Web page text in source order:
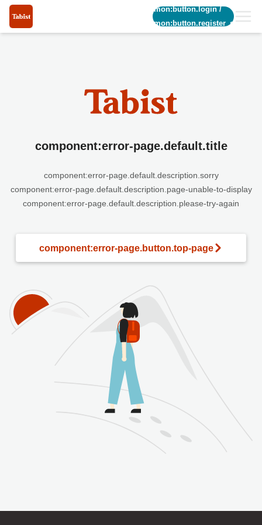
common:button.login/
common:button.register_short
component:error-page.default.title
component:error-page.default.description.sorry
component:error-page.default.description.page-unable-to-display
component:error-page.default.description.please-try-again
component:error-page.button.top-page